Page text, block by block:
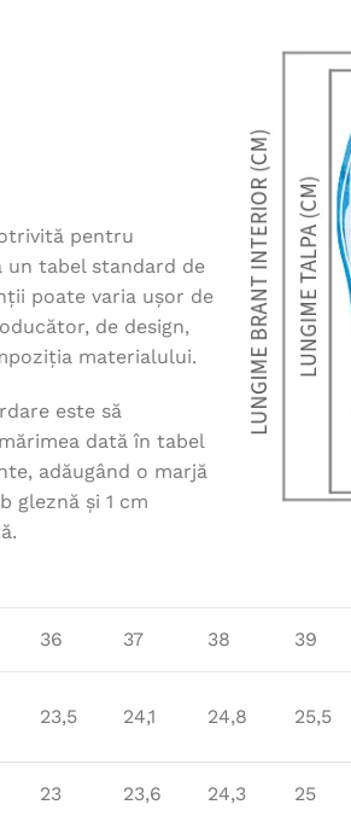
pentru
un tabel standard de
poate varia ușor de
de design,
materialului.
este să
dată în tabel
adăugând o marjă
gleznă și 1 cm
36 37 38 39
23,5 24,1 24,8 25,5
23 23,6 24,3 25